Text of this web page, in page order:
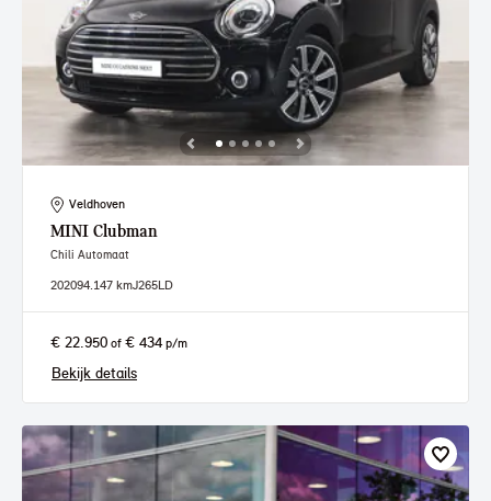
Veldhoven
MINI Clubman
Chili Automaat
202094.147 kmJ265LD
€ 22.950 of € 434p/m
Bekijk details